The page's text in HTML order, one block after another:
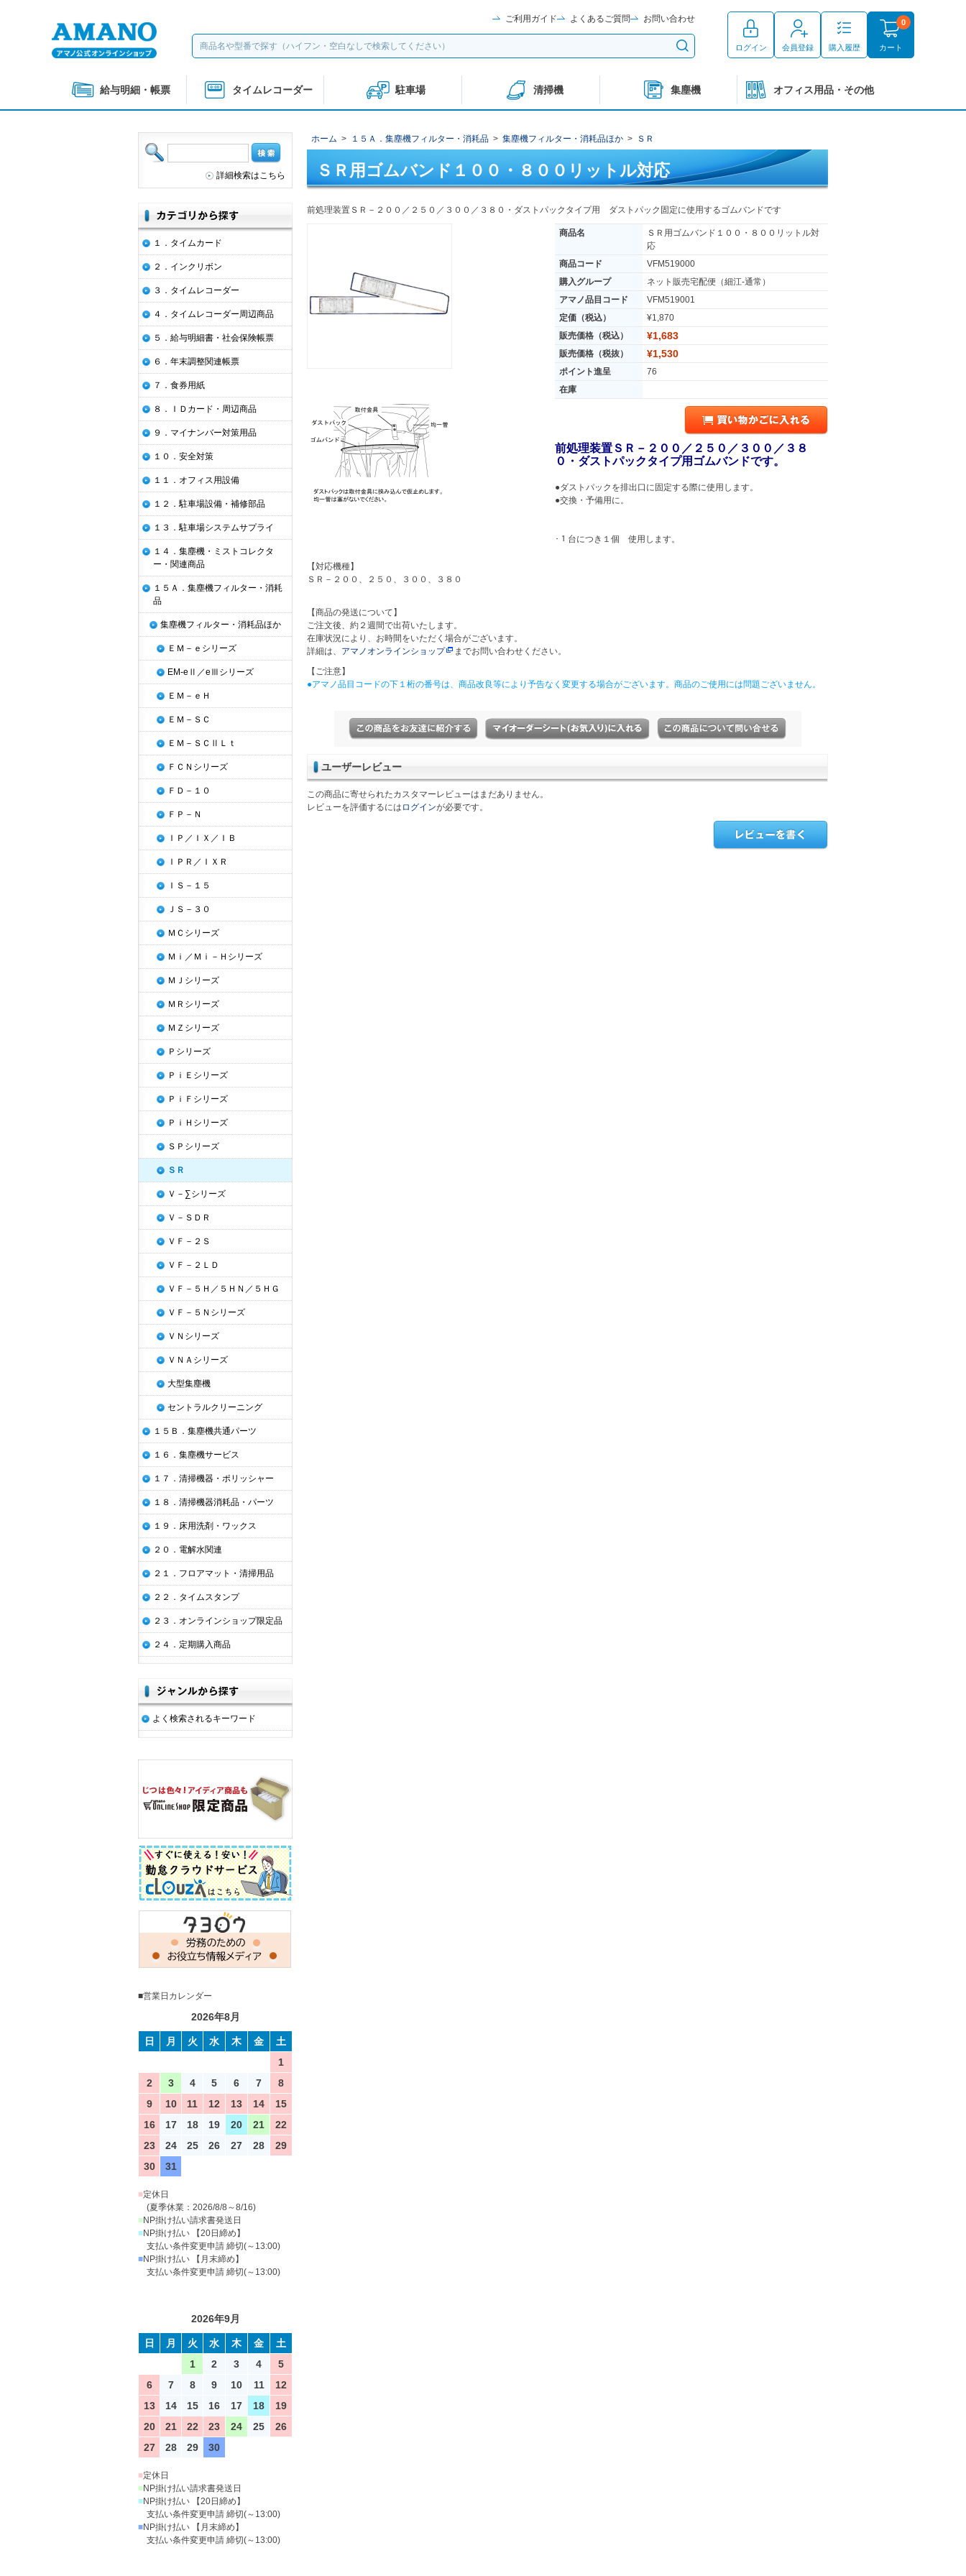
ご利用ガイド よくあるご質問 お問い合わせ
ログイン 会員登録 購入履歴 カート
0
給与明細・帳票 タイムレコーダー 駐車場 清掃機 集塵機 オフィス用品・その他
ホーム > １５Ａ．集塵機フィルター・消耗品 > 集塵機フィルター・消耗品ほか > ＳＲ
ＳＲ用ゴムバンド１００・８００リットル対応
前処理装置ＳＲ－２００／２５０／３００／３８０・ダストパックタイプ用 ダストパック固定に使用するゴムバンドです
商品名
ＳＲ用ゴムバンド１００・８００リットル対
応
商品コード
VFM519000
購入グループ
ネット販売宅配便（細江-通常）
アマノ品目コード
VFM519001
定価（税込）
¥1,870
販売価格（税込）
¥1,683
販売価格（税抜） ¥1,530
ポイント進呈
76
在庫
前処理装置ＳＲ－２００／２５０／３００／３８
０・ダストパックタイプ用ゴムバンドです。
●ダストパックを排出口に固定する際に使用します。
●交換・予備用に。
･１台につき１個 使用します。
【対応機種】
ＳＲ－２００、２５０、３００、３８０
【商品の発送について】
ご注文後、約２週間で出荷いたします。
在庫状況により、お時間をいただく場合がございます。
詳細は、 アマノオンラインショップ
までお問い合わせください。
【ご注意】
●アマノ品目コードの下１桁の番号は、商品改良等により予告なく変更する場合がございます。商品のご使用には問題ございません。
ユーザーレビュー
この商品に寄せられたカスタマーレビューはまだありません。
レビューを評価するには ログインが必要です。
詳細検索はこちら
１．タイムカード
２．インクリボン
３．タイムレコーダー
４．タイムレコーダー周辺商品
５．給与明細書・社会保険帳票
６．年末調整関連帳票
７．食券用紙
８．ＩＤカード・周辺商品
９．マイナンバー対策用品
１０．安全対策
１１．オフィス用設備
１２．駐車場設備・補修部品
１３．駐車場システムサプライ
１４．集塵機・ミストコレクタ
ー・関連商品
１５Ａ．集塵機フィルター・消耗
品
集塵機フィルター・消耗品ほか
ＥＭ－ｅシリーズ
EM-eⅡ／eⅢシリーズ
ＥＭ－ｅＨ
ＥＭ－ＳＣ
ＥＭ－ＳＣⅡＬｔ
ＦＣＮシリーズ
ＦＤ－１０
ＦＰ－Ｎ
ＩＰ／ＩＸ／ＩＢ
ＩＰＲ／ＩＸＲ
ＩＳ－１５
ＪＳ－３０
ＭＣシリーズ
Ｍｉ／Ｍｉ－Ｈシリーズ
ＭＪシリーズ
ＭＲシリーズ
ＭＺシリーズ
Ｐシリーズ
ＰｉＥシリーズ
ＰｉＦシリーズ
ＰｉＨシリーズ
ＳＰシリーズ
ＳＲ
Ｖ－∑シリーズ
Ｖ－ＳＤＲ
ＶＦ－２Ｓ
ＶＦ－２ＬＤ
ＶＦ－５Ｈ／５ＨＮ／５ＨＧ
ＶＦ－５Ｎシリーズ
ＶＮシリーズ
ＶＮＡシリーズ
大型集塵機
セントラルクリーニング
１５Ｂ．集塵機共通パーツ
１６．集塵機サービス
１７．清掃機器・ポリッシャー
１８．清掃機器消耗品・パーツ
１９．床用洗剤・ワックス
２０．電解水関連
２１．フロアマット・清掃用品
２２．タイムスタンプ
２３．オンラインショップ限定品
２４．定期購入商品
よく検索されるキーワード
■営業日カレンダー
2026年8月
日 月 火 水 木 金
土
1
2
3 4 5 6 7
8
9
10 11 12 13 14
15
16
17 18 19 20 21
22
23
24 25 26 27 28
29
30
31
■定休日
(夏季休業：2026/8/8～8/16)
■NP掛け払い請求書発送日
■NP掛け払い 【20日締め】
支払い条件変更申請 締切(～13:00)
■NP掛け払い 【月末締め】
支払い条件変更申請 締切(～13:00)
2026年9月
日 月 火 水 木 金
土
1
2 3 4
5
6
7 8 9 10 11
12
13
14 15 16 17 18
19
20
21 22 23 24 25
26
27
28 29 30
■定休日
■NP掛け払い請求書発送日
■NP掛け払い 【20日締め】
支払い条件変更申請 締切(～13:00)
■NP掛け払い 【月末締め】
支払い条件変更申請 締切(～13:00)